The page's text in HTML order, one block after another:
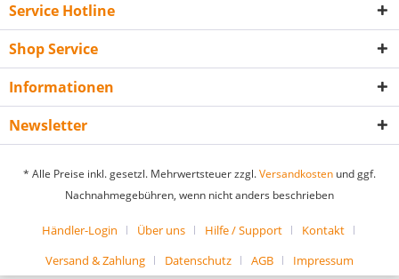
Service Hotline
Shop Service
Informationen
Newsletter
* Alle Preise inkl. gesetzl. Mehrwertsteuer zzgl.Versandkosten und ggf.
Nachnahmegebühren, wenn nicht anders beschrieben
Händler-Login Über uns Hilfe / Support
Kontakt
Versand & Zahlung
Datenschutz AGB Impressum